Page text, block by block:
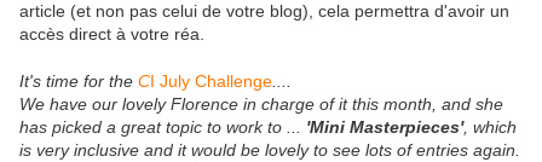
article (et non pas celui de votre blog), cela permettra d'avoir un
accès direct à votre réa.
It's time for the CI July Challenge
We have our lovely Florence in charge of it this month, and she
has picked a great topic to work to ... 'Mini Masterpieces', which
is very inclusive and it would be lovely to see lots of entries again.